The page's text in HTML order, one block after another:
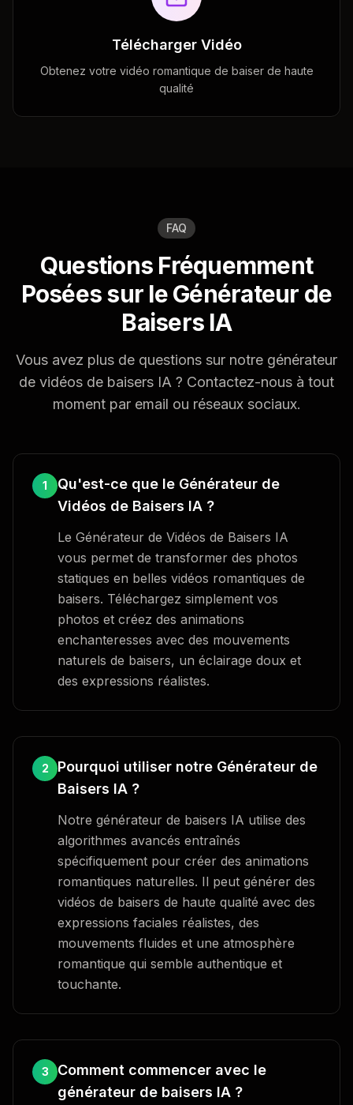
Télécharger Vidéo
Obtenez votre vidéo romantique de baiser de haute
qualité
FAQ
Questions Fréquemment
Posées sur le Générateur de
Baisers IA
Vous avez plus de questions sur notre générateur
de vidéos de baisers IA ? Contactez-nous à tout
moment par email ou réseaux sociaux.
1
Qu'est-ce que le Générateur de
Vidéos de Baisers IA ?
Le Générateur de Vidéos de Baisers IA
vous permet de transformer des photos
statiques en belles vidéos romantiques de
baisers. Téléchargez simplement vos
photos et créez des animations
enchanteresses avec des mouvements
naturels de baisers, un éclairage doux et
des expressions réalistes.
2
Pourquoi utiliser notre Générateur de
Baisers IA ?
Notre générateur de baisers IA utilise des
algorithmes avancés entraînés
spécifiquement pour créer des animations
romantiques naturelles. Il peut générer des
vidéos de baisers de haute qualité avec des
expressions faciales réalistes, des
mouvements fluides et une atmosphère
romantique qui semble authentique et
touchante.
3
Comment commencer avec le
générateur de baisers IA ?